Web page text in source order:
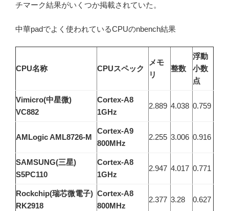
チマーク結果がいくつか掲載されていた。
中華padでよく使われているCPUのnbench結果
CPU名称 CPUスペック
メモ
リ
整数
浮動
小数
点
Vimicro(中星微)
VC882
Cortex-A8
1GHz
2.889 4.038 0.759
AMLogic AML8726-M
Cortex-A9
800MHz
2.255 3.006 0.916
SAMSUNG(三星)
S5PC110
Cortex-A8
1GHz
2.947 4.017 0.771
Rockchip(瑞芯微電子)
RK2918
Cortex-A8
800MHz
2.377 3.28 0.627